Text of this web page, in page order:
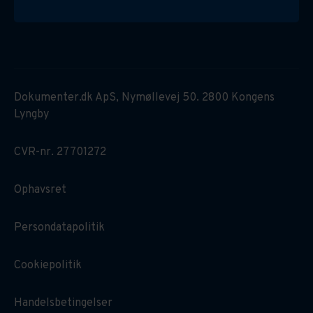
Dokumenter.dk ApS, Nymøllevej 50. 2800 Kongens
Lyngby
CVR-nr. 27701272
Ophavsret
Persondatapolitik
Cookiepolitik
Handelsbetingelser